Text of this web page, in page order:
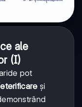
ale
(I)
pot
și